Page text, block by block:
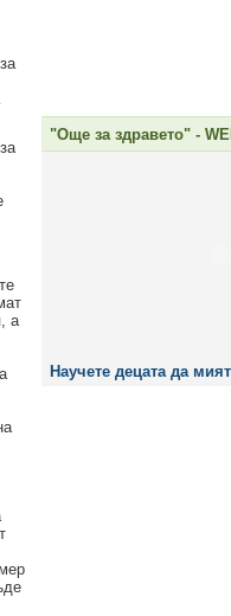
а
"Още за здравето" -
Научете децата да